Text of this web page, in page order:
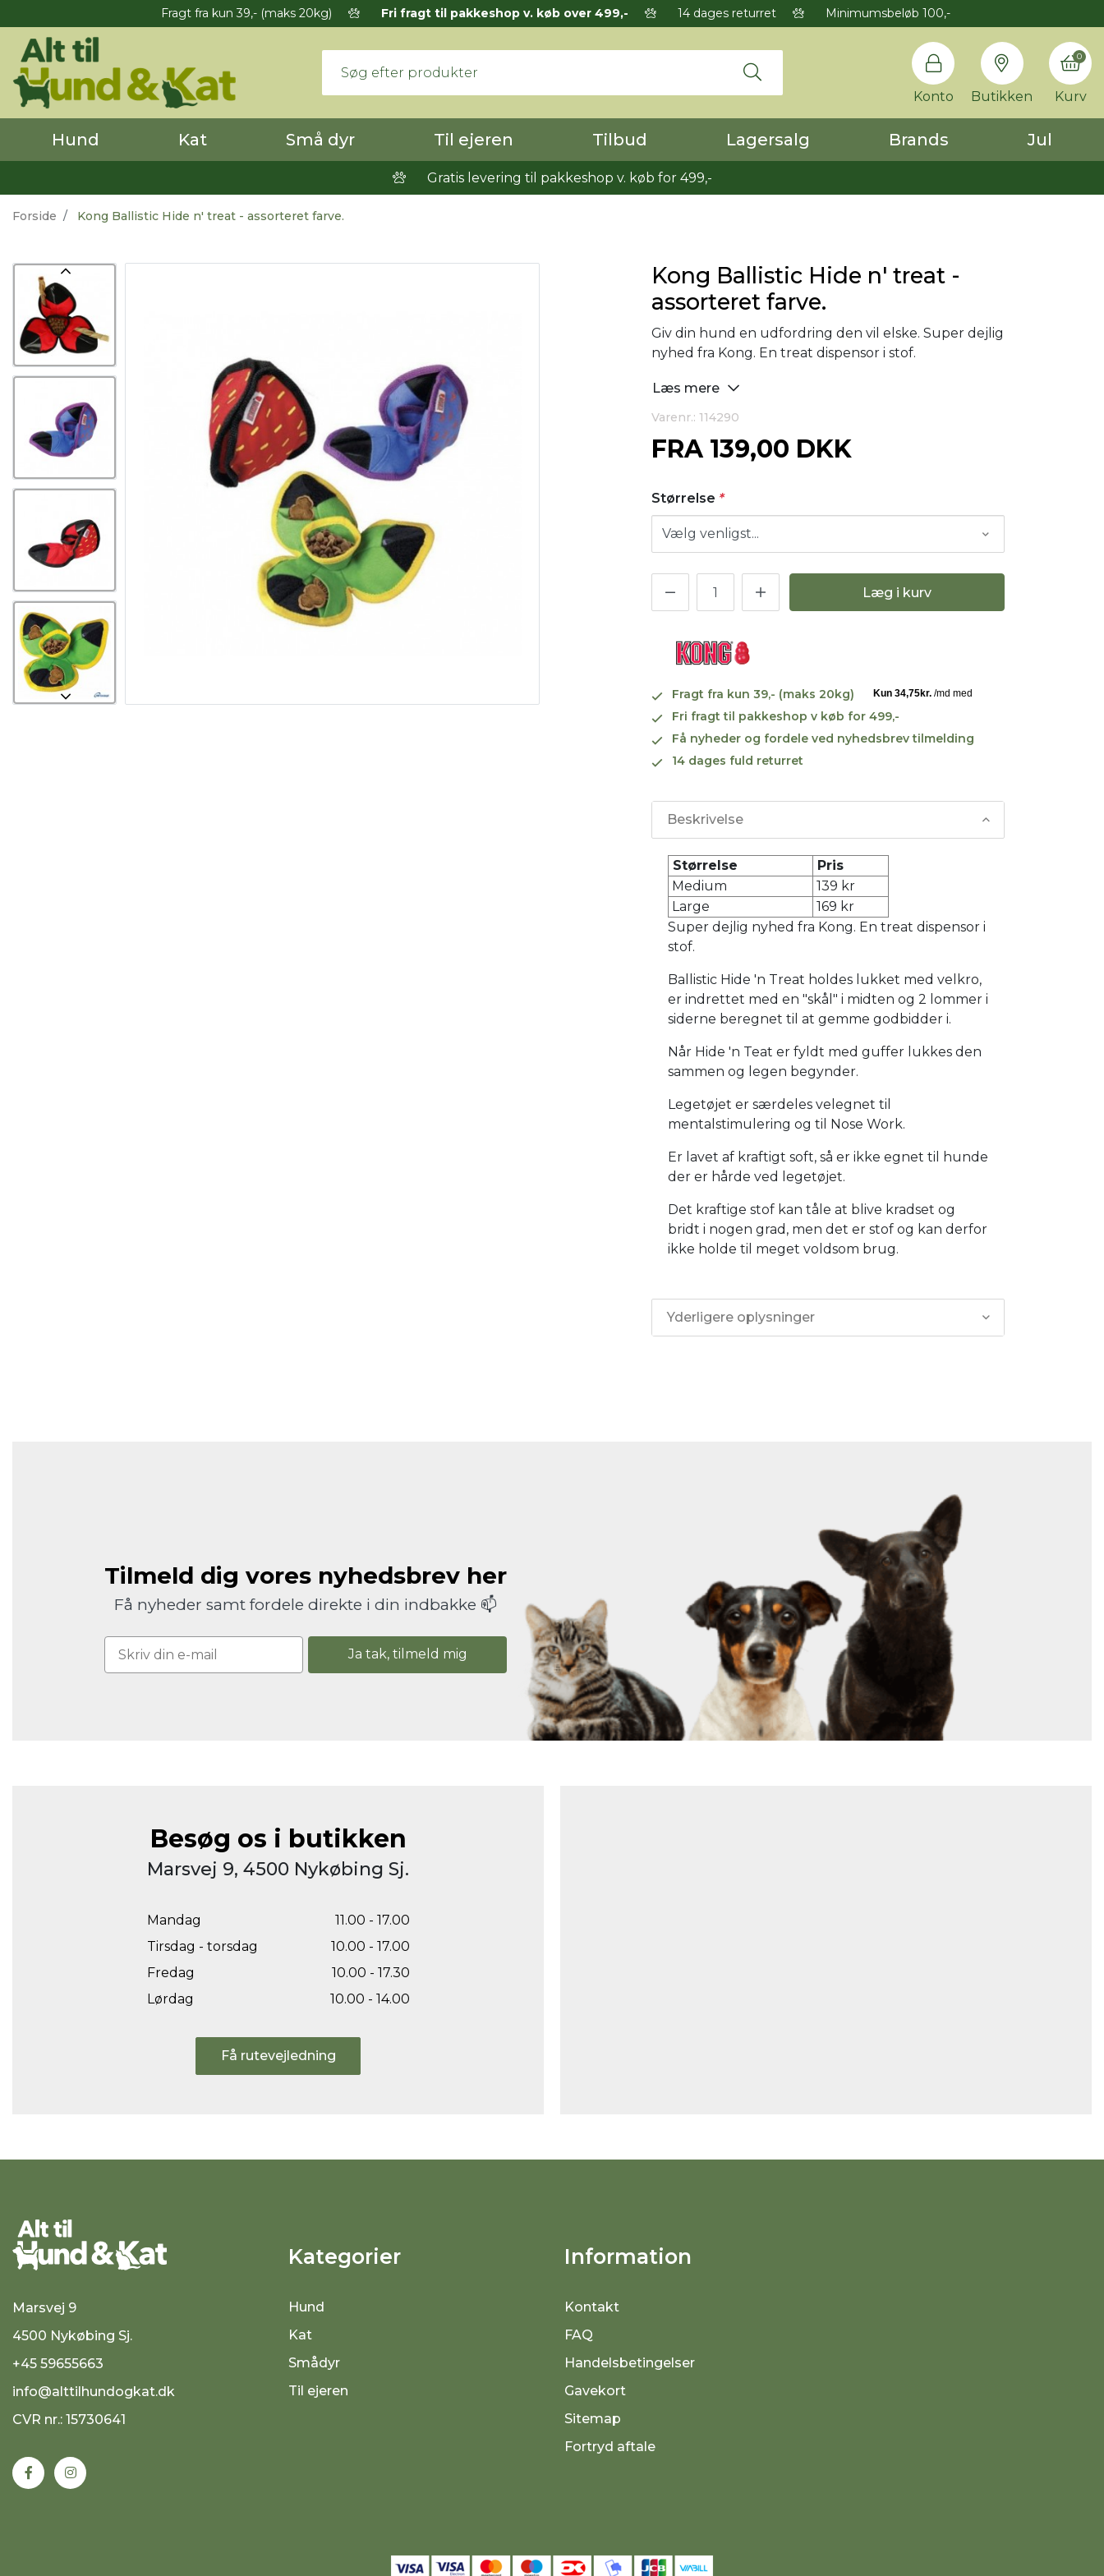
Fragt fra kun 39,- (maks 20kg) Fri fragt til pakkeshop v. køb over 499,- 14 dages returret Minimumsbeløb 100,-
Konto Butikken Kurv
0
Hund Kat Små dyr Til ejeren Tilbud Lagersalg Brands Jul
Gratis levering til pakkeshop v. køb for 499,-
Forside Kong Ballistic Hide n' treat - assorteret farve.
Kong Ballistic Hide n' treat -
assorteret farve.
Giv din hund en udfordring den vil elske. Super dejlig
nyhed fra Kong. En treat dispensor i stof.
Læs mere
Varenr.: 114290
FRA 139,00 DKK
Størrelse *
Læg i kurv
Fragt fra kun 39,- (maks 20kg)
Fri fragt til pakkeshop v køb for 499,-
Få nyheder og fordele ved nyhedsbrev tilmelding
14 dages fuld returret
Beskrivelse
Størrelse
Pris
Medium
139 kr
Large
169 kr
Super dejlig nyhed fra Kong. En treat dispensor i
stof.
Ballistic Hide 'n Treat holdes lukket med velkro,
er indrettet med en "skål" i midten og 2 lommer i
siderne beregnet til at gemme godbidder i.
Når Hide 'n Teat er fyldt med guffer lukkes den
sammen og legen begynder.
Legetøjet er særdeles velegnet til
mentalstimulering og til Nose Work.
Er lavet af kraftigt soft, så er ikke egnet til hunde
der er hårde ved legetøjet.
Det kraftige stof kan tåle at blive kradset og
bridt i nogen grad, men det er stof og kan derfor
ikke holde til meget voldsom brug.
Yderligere oplysninger
Tilmeld dig vores nyhedsbrev her
Få nyheder samt fordele direkte i din indbakke 📫
Ja tak, tilmeld mig
Besøg os i butikken
Marsvej 9, 4500 Nykøbing Sj.
Mandag
11.00 - 17.00
Tirsdag - torsdag
10.00 - 17.00
Fredag
10.00 - 17.30
Lørdag
10.00 - 14.00
Få rutevejledning
Marsvej 9
4500 Nykøbing Sj.
+45 59655663
info@alttilhundogkat.dk
CVR nr.: 15730641
Kategorier
Hund
Kat
Smådyr
Til ejeren
Information
Kontakt
FAQ
Handelsbetingelser
Gavekort
Sitemap
Fortryd aftale